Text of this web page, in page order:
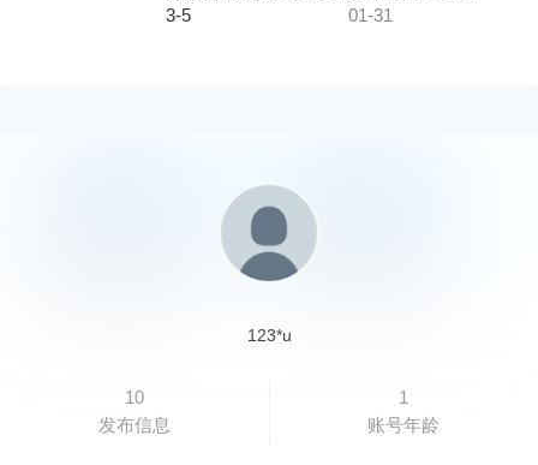
3-5
01-31
123*u
10
发布信息
1
账号年龄